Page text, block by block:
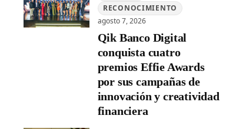
RECONOCIMIENTO
agosto 7, 2026
Qik Banco Digital
conquista cuatro
premios Effie Awards
por sus campañas de
innovación y creatividad
financiera